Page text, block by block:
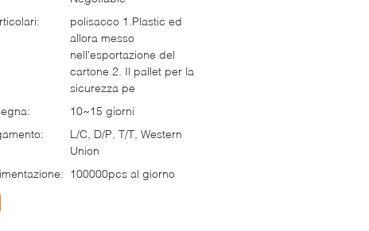
polisacco 1.Plastic ed
allora messo
nell'esportazione del
cartone 2. Il pallet per la
sicurezza pe
10~15 giorni
L/C, D/P, T/T, Western
Union
100000pcs al giorno